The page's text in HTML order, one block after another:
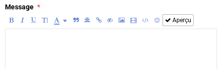
Message
Aperçu